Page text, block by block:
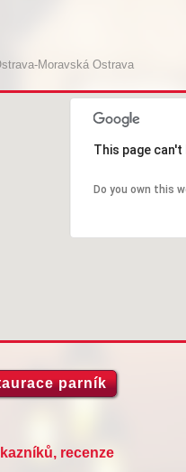
Moravská Ostrava
This page
Do you own this
parník
recenze